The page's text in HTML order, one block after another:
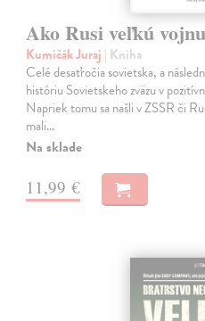
Ako Rusi veľkú
Kumičák Juraj | Kniha
Celé desaťročia sovietska, a
históriu Sovietskeho zväzu v
Napriek tomu sa našli v ZSSR či
mali…
Na sklade
11,99 €